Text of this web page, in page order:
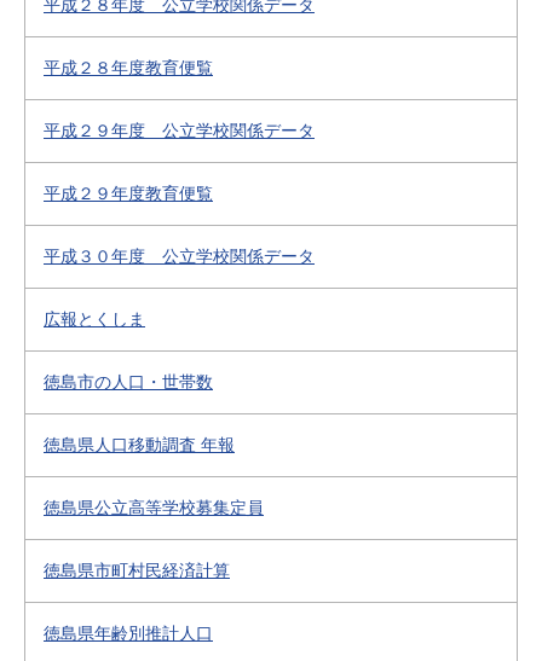
平成２８年度 公立学校関係データ
平成２８年度教育便覧
平成２９年度 公立学校関係データ
平成２９年度教育便覧
平成３０年度 公立学校関係データ
広報とくしま
徳島市の人口・世帯数
徳島県人口移動調査 年報
徳島県公立高等学校募集定員
徳島県市町村民経済計算
徳島県年齢別推計人口